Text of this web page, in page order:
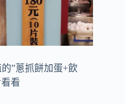
”蔥抓餅加蛋+飲
看